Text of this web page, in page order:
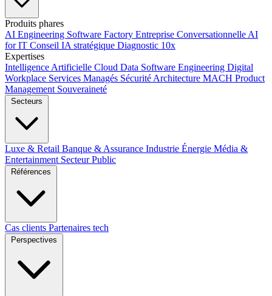
Produits phares
AI Engineering Software Factory Entreprise Conversationnelle AI
for IT Conseil IA stratégique Diagnostic 10x
Expertises
Intelligence Artificielle Cloud Data Software Engineering Digital
Workplace Services Managés Sécurité Architecture MACH Product
Management Souveraineté
Secteurs
Luxe & Retail Banque & Assurance Industrie Énergie Média &
Entertainment Secteur Public
Références
Cas clients Partenaires tech
Perspectives